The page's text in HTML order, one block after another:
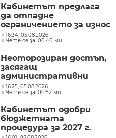
Кабинетът предлага
да отпадне
ограничението за износ
на нефтопродукти за
ЕС
16:34, 05.08.2026
Чете се за: 00:40 мин.
Неоторозиран достъп,
засягащ
административни
мрежи, засякоха от
Министерството на
иновациите
16:25, 05.08.2026
Чете се за: 00:52 мин.
Кабинетът одобри
бюджетната
процедура за 2027 г.